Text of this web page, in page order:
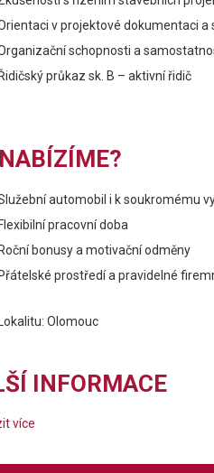
v projektové dokumentaci a
schopnosti a
průkaz sk. B – aktivní řidič
automobil i k soukromému
Flexibilní pracovní doba
Roční bonusy a motivační odměny
Přátelské prostředí a pravidelné
Lokalitu: Olomouc
INFORMACE
více